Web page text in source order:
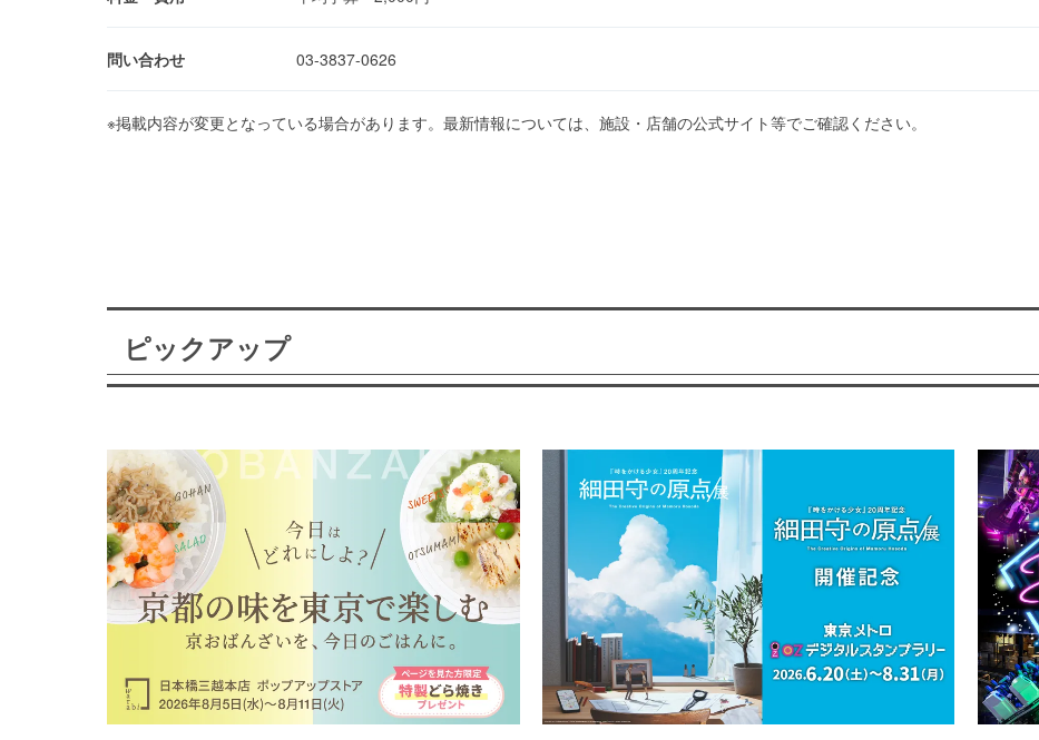
問い合わせ 03-3837-0626
※掲載内容が変更となっている場合があります。最新情報については、施設・店舗の公式サイト等でご確認ください。
ピックアップ